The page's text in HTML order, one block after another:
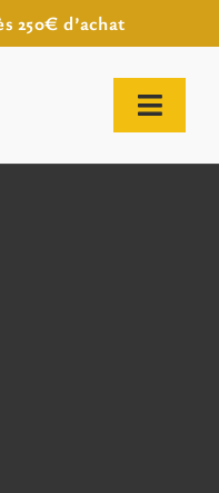
250€ d’achat